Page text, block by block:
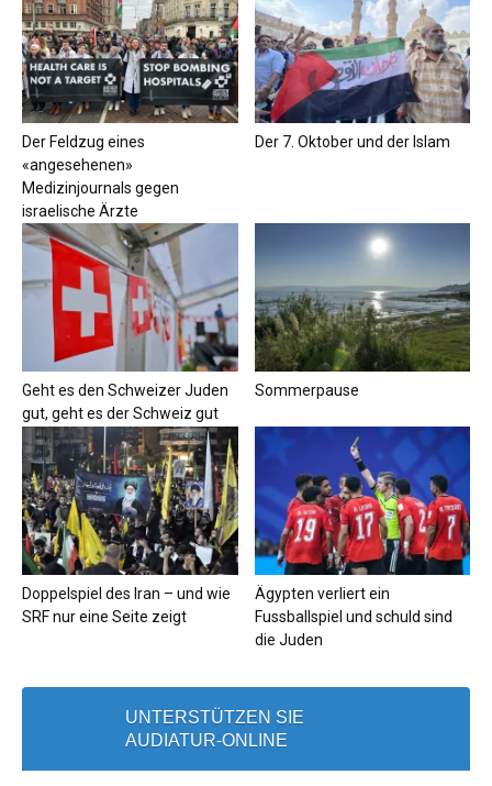
Der Feldzug eines
«angesehenen»
Medizinjournals gegen
israelische Ärzte
Der 7. Oktober und der Islam
Geht es den Schweizer Juden
gut, geht es der Schweiz gut
Sommerpause
Doppelspiel des Iran – und wie
SRF nur eine Seite zeigt
Ägypten verliert ein
Fussballspiel und schuld sind
die Juden
UNTERSTÜTZEN SIE
AUDIATUR-ONLINE